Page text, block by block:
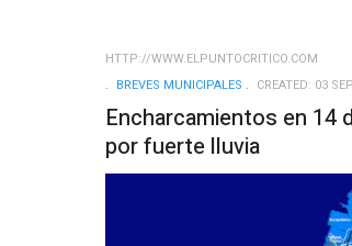
HTTP://WWW.ELPUNTOCRITICO.COM
BREVES MUNICIPALES
CREATED: 03
Encharcamientos en 14
por fuerte lluvia